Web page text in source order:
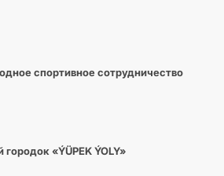
спортивное сотрудничество
«ÝÜPEK ÝOLY»